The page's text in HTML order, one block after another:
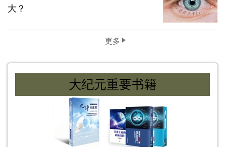
大？
更多
大纪元重要书籍